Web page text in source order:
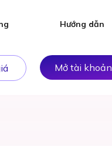
Hướng dẫn
Mở tài khoản